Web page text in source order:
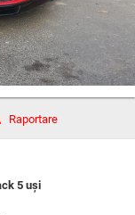
Raportare
5 uşi